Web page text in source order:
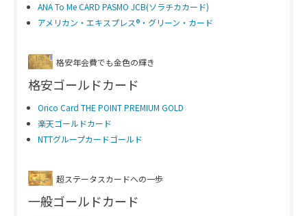
ANA To Me CARD PASMO JCB(ソラチカカード)
アメリカン・エキスプレス®・グリーン・カード
格安年会費でも金色の輝き
格安ゴールドカード
Orico Card THE POINT PREMIUM GOLD
楽天ゴールドカード
NTTグループカードゴールド
超ステータスカードへの一歩
一般ゴールドカード